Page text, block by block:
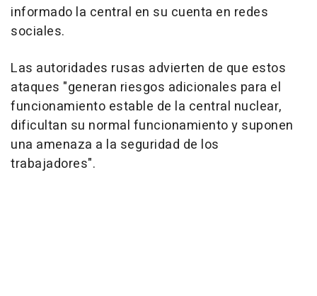
informado la central en su cuenta en redes
sociales.
Las autoridades rusas advierten de que estos
ataques "generan riesgos adicionales para el
funcionamiento estable de la central nuclear,
dificultan su normal funcionamiento y suponen
una amenaza a la seguridad de los
trabajadores".